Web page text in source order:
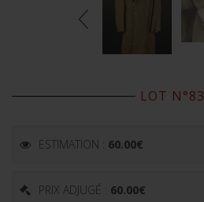
LOT
ESTIMATION : 60.00€
PRIX ADJUGÉ : 60.00€